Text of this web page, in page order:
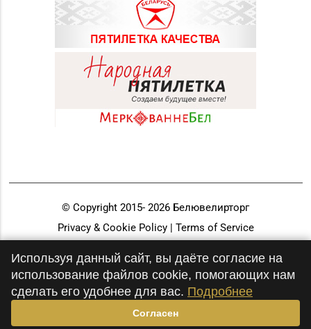
© Copyright 2015- 2026 Белювелирторг
Privacy & Cookie Policy | Terms of Service
Используя данный сайт, вы даёте согласие на
использование файлов cookie, помогающих нам
сделать его удобнее для вас. Подробнее
Согласен